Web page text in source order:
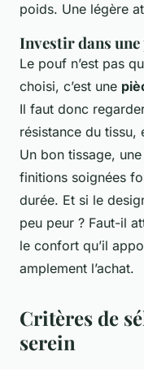
poids. Une légère
Investir dans
Le pouf n’est pas
choisi, c’est une
Il faut donc
résistance du tissu,
Un bon tissage,
finitions soignées
durée. Et si le
peu peur ? Faut-il
le confort qu’il
amplement l’achat.
Critères de
serein